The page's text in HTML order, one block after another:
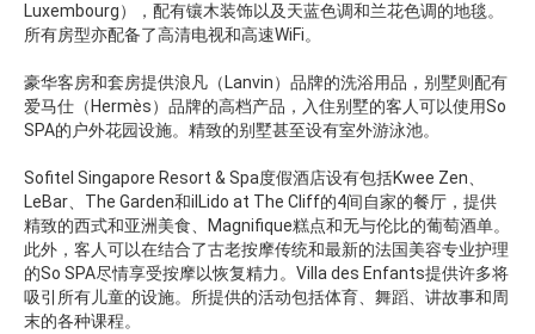
Luxembourg），配有镶木装饰以及天蓝色调和兰花色调的地毯。
所有房型亦配备了高清电视和高速WiFi。
豪华客房和套房提供浪凡（Lanvin）品牌的洗浴用品，别墅则配有
爱马仕（Hermès）品牌的高档产品，入住别墅的客人可以使用So
SPA的户外花园设施。精致的别墅甚至设有室外游泳池。
Sofitel Singapore Resort & Spa度假酒店设有包括Kwee Zen、
LeBar、The Garden和ilLido at The Cliff的4间自家的餐厅，提供
精致的西式和亚洲美食、Magnifique糕点和无与伦比的葡萄酒单。
此外，客人可以在结合了古老按摩传统和最新的法国美容专业护理
的So SPA尽情享受按摩以恢复精力。Villa des Enfants提供许多将
吸引所有儿童的设施。所提供的活动包括体育、舞蹈、讲故事和周
末的各种课程。